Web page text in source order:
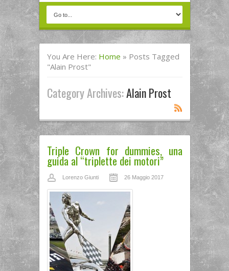
You Are Here: Home » Posts Tagged
"Alain Prost"
Category Archives:Alain Prost
Triple Crown for dummies, una
guida al “triplette dei motori”
Lorenzo Giunti 26 Maggio 2017